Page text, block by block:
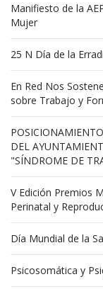
Manifiesto de la
Mujer
25 N Día de la
En Red Nos
sobre Trabajo y
DEL
"SÍNDROME DE
V Edición Premios
Perinatal y
Día Mundial de la
Psicosomática y